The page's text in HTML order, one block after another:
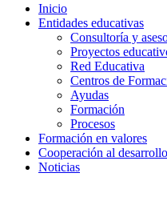
Inicio
Entidades educativas
Consultoría y
Proyectos
Red Educativa
Centros de
Ayudas
Formación
Procesos
Formación en valores
Cooperación al desarrollo
Noticias